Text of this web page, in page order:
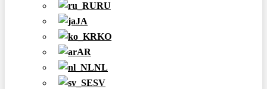
RU
JA
KO
AR
NL
SV